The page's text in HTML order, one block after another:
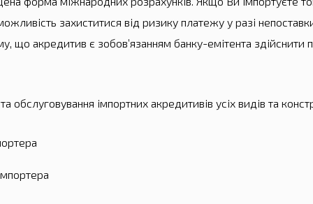
захиститися від ризику платежу у разі
що акредитив є зобов’язанням банку-емітента здійснити
обслуговування імпортних акредитивів усіх видів та